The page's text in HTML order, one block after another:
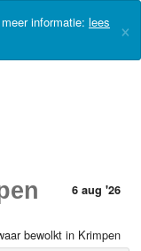
informatie: lees
×
6 aug '26
bewolkt in Krimpen